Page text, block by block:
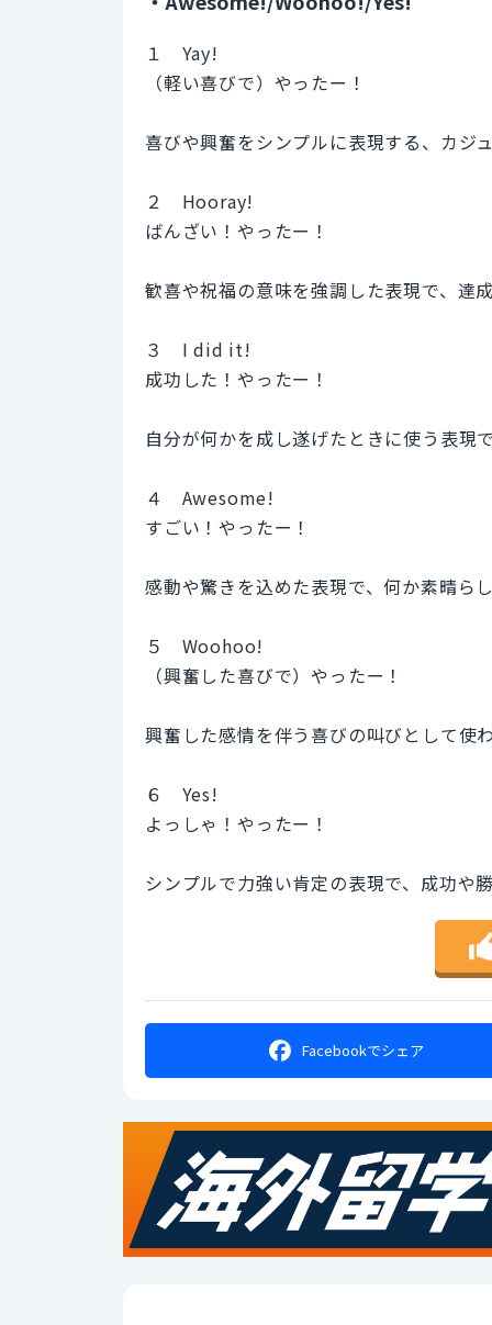
１ Yay!
（軽い喜びで）やったー！
喜びや興奮をシンプルに表現する、カジ
２ Hooray!
ばんざい！やったー！
歓喜や祝福の意味を強調した表現で、達
３ I did it!
成功した！やったー！
自分が何かを成し遂げたときに使う表現
４ Awesome!
すごい！やったー！
感動や驚きを込めた表現で、何か素晴ら
５ Woohoo!
（興奮した喜びで）やったー！
興奮した感情を伴う喜びの叫びとして使わ
６ Yes!
よっしゃ！やったー！
シンプルで力強い肯定の表現で、成功や
Facebookでシェア